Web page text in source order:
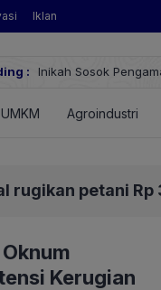
Iklan
: Pertanian yang
UMKM Agroindustri
rugikan petani Rp
Kerugian